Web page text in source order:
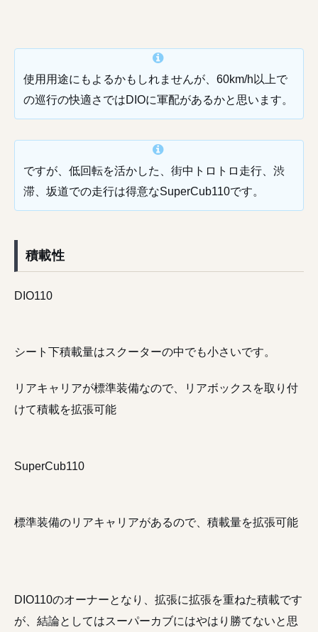
使用用途にもよるかもしれませんが、60km/h以上で
の巡行の快適さではDIOに軍配があるかと思います。
ですが、低回転を活かした、街中トロトロ走行、渋
滞、坂道での走行は得意なSuperCub110です。
積載性
DIO110
シート下積載量はスクーターの中でも小さいです。
リアキャリアが標準装備なので、リアボックスを取り付
けて積載を拡張可能
SuperCub110
標準装備のリアキャリアがあるので、積載量を拡張可能
DIO110のオーナーとなり、拡張に拡張を重ねた積載です
が、結論としてはスーパーカブにはやはり勝てないと思